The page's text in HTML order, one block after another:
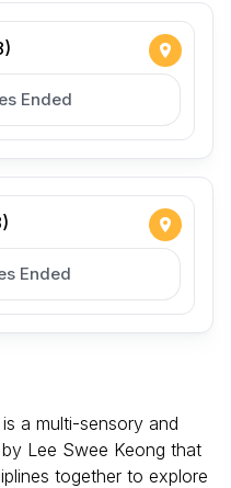
Ended
Ended
a multi-sensory and
Lee Swee Keong that
together to explore